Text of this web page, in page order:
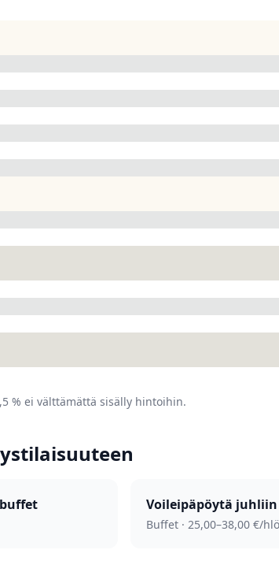
% ei välttämättä sisälly hintoihin.
Voileipäpöytä juhliin
Buffet · 25,00–38,00 €/hlö